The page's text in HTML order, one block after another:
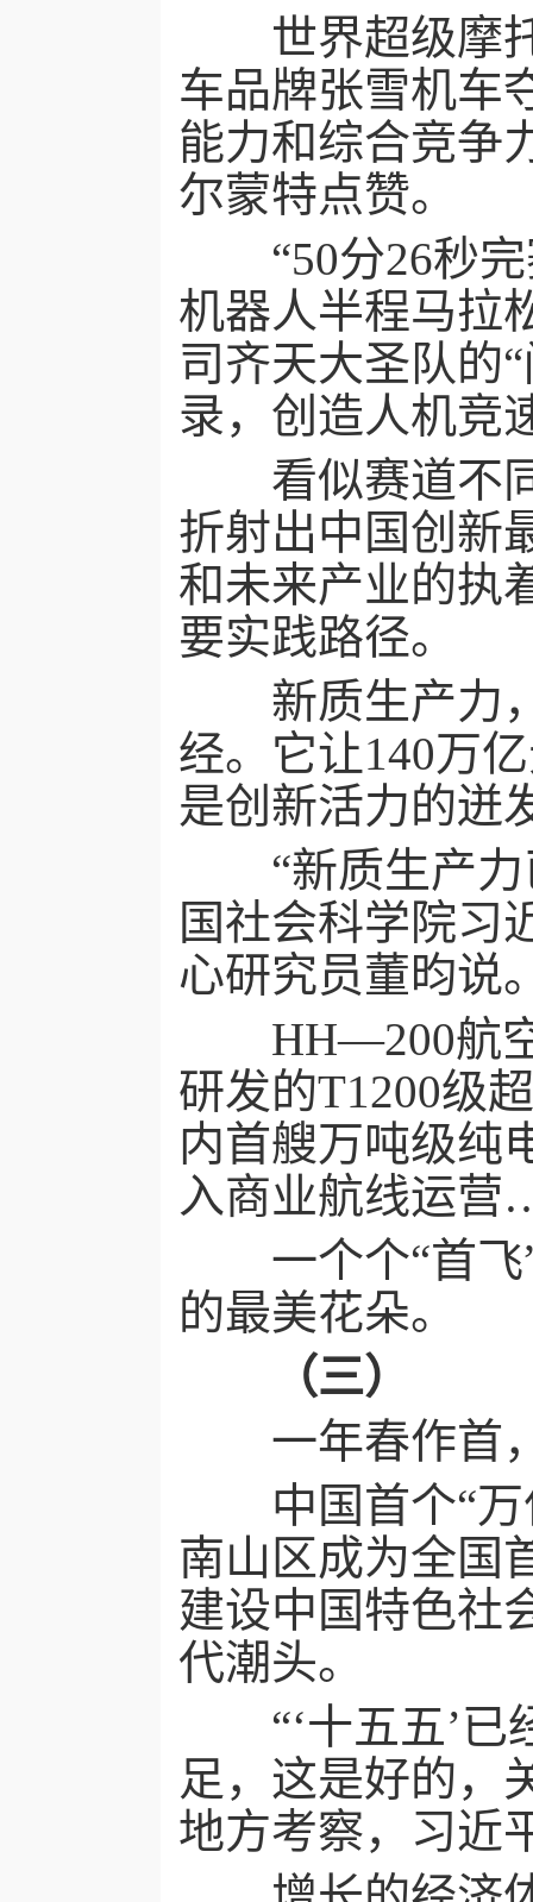
世界超级摩托
车品牌张雪机车
能力和综合竞争
尔蒙特点赞。
“50分26秒完
机器人半程马拉
司齐天大圣队的
录，创造人机竞
看似赛道不同
折射出中国创
和未来产业的执
要实践路径。
新质生产力，
经。它让140万
是创新活力的迸
“新质生产力
国社会科学院习
心研究员董昀说
HH—200航空
研发的T1200级
内首艘万吨级纯
入商业航线运
一个个“首飞
的最美花朵。
（三）
一年春作首，
中国首个“万
南山区成为全国
建设中国特色社
代潮头。
“‘十五五’已
足，这是好的，
地方考察，习近